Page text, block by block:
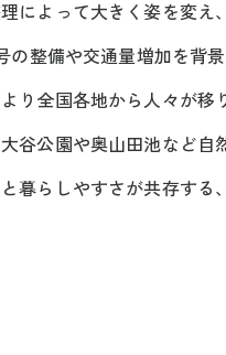
によって大きく姿を変え
整備や交通量増加を背
り全国各地から人々が移
谷公園や奥山田池など自
暮らしやすさが共存する